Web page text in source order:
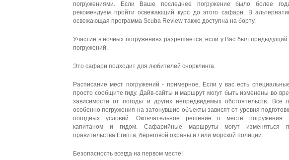
погружениями.
Если Ваше последнее погружение было более
рекомендуем пройти освежающий курс до этого сафари. В
освежающая программа Scuba Review также доступна на борту.
Участие в ночных погружениях разрешается, если у Вас был
погружений.
Это сафари подходит для любителей снорклинга.
Расписание мест погружений - примерное. Если у вас есть
просто сообщите гиду. Дайв-сайты и маршрут могут быть изменены во
зависимости от погоды и других непредвидемых обстоятельств. Все
особенно погружения на затонувшие объекты зависят от уровня
погодных условий. Окончательное решение о месте погружения
капитаном и гидом. Сафарийные маршруты могут изменяться
правительства Египта, береговой охраны и / или морской полиции.
Безопасность всегда на первом месте!